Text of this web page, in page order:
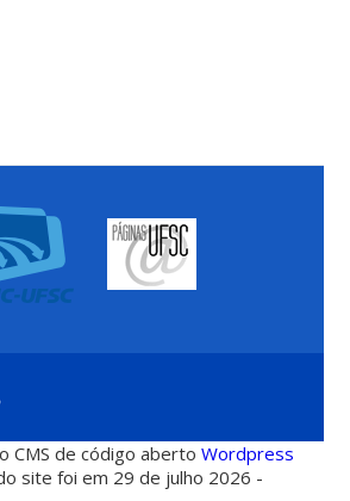
CMS de código abertoWordpress
site foi em 29 de julho 2026 -